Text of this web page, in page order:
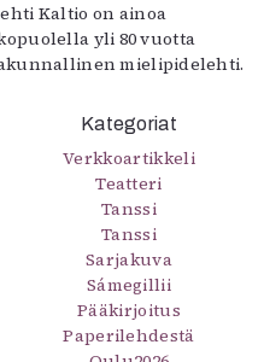
Kaltio on ainoa
yli 80 vuotta
mielipidelehti.
Kategoriat
Verkkoartikkeli
Teatteri
Tanssi
Tanssi
Sarjakuva
Sámegillii
Pääkirjoitus
Paperilehdestä